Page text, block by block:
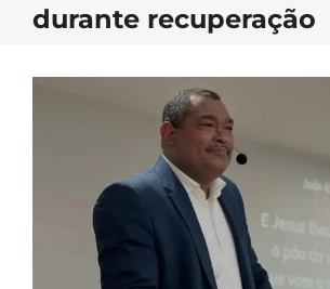
durante recuperação